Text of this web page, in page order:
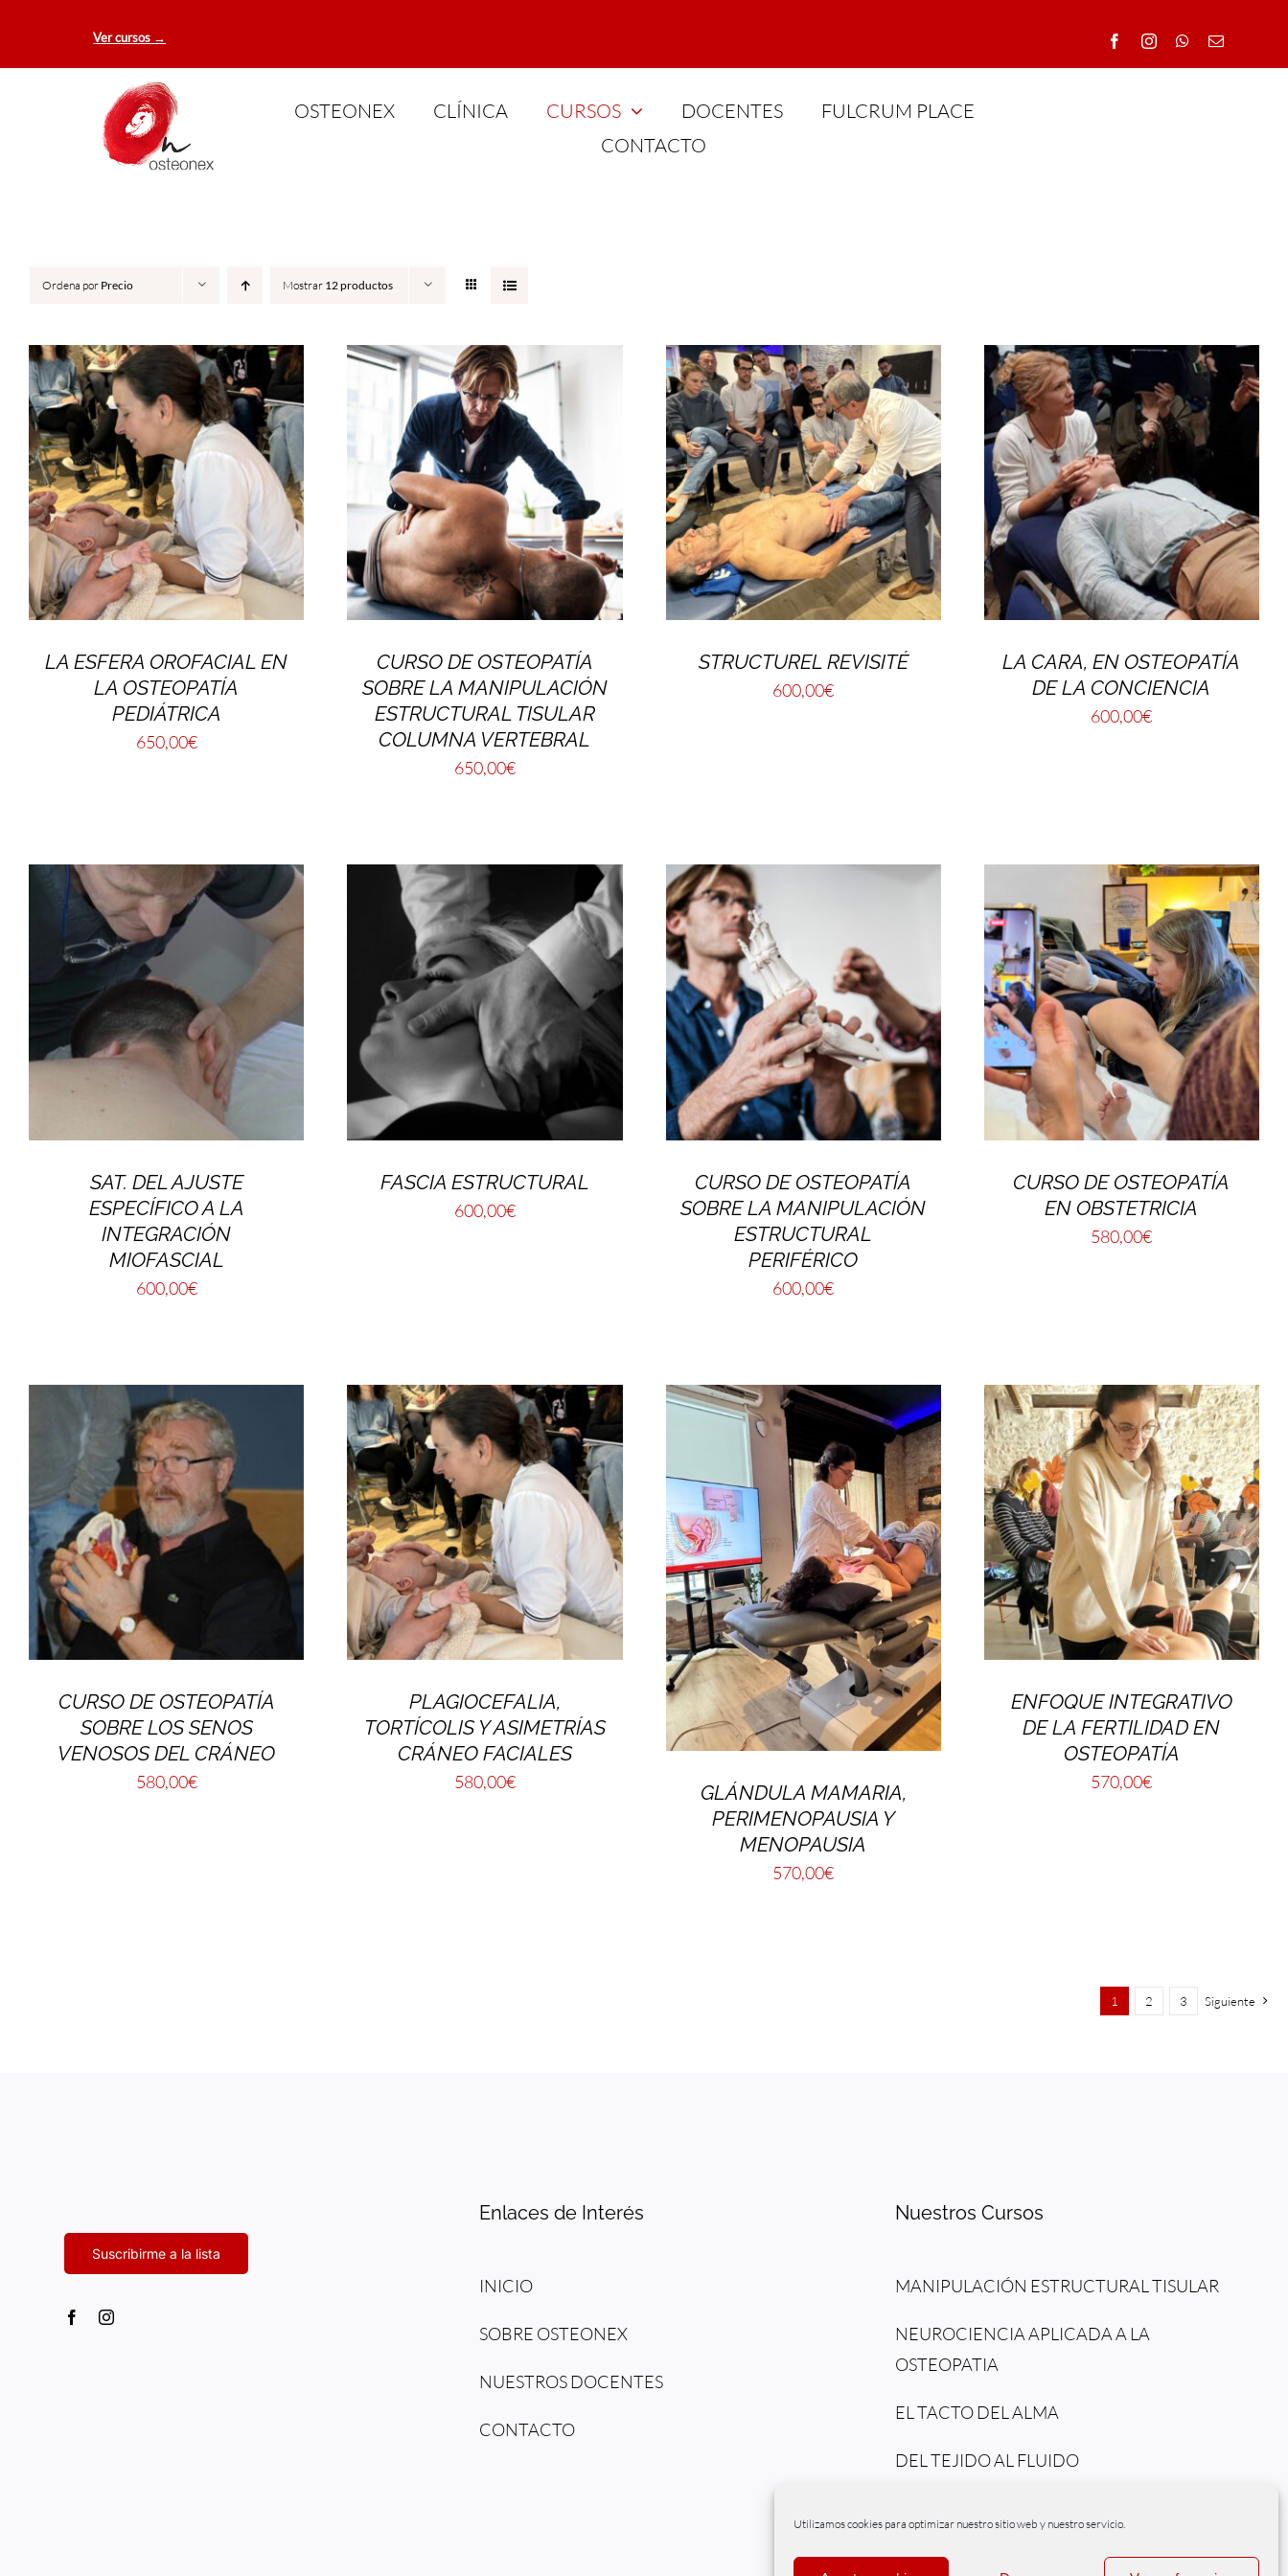
Utilizamos cookies para optimizar nuestro sitio web y nuestro servicio.
Ver cursos →
OSTEONEX CLÍNICA CURSOS DOCENTES
FULCRUM PLACE
CONTACTO
Ordena por Precio Mostrar 12 productos
LA ESFERA OROFACIAL EN
LA OSTEOPATÍA
PEDIÁTRICA
650,00€
CURSO DE OSTEOPATÍA
SOBRE LA MANIPULACIÓN
ESTRUCTURAL TISULAR
COLUMNA VERTEBRAL
650,00€
STRUCTUREL REVISITÉ
600,00€
LA CARA, EN OSTEOPATÍA
DE LA CONCIENCIA
600,00€
SAT. DEL AJUSTE
ESPECÍFICO A LA
INTEGRACIÓN
MIOFASCIAL
600,00€
FASCIA ESTRUCTURAL
600,00€
CURSO DE OSTEOPATÍA
SOBRE LA MANIPULACIÓN
ESTRUCTURAL
PERIFÉRICO
600,00€
CURSO DE OSTEOPATÍA
EN OBSTETRICIA
580,00€
CURSO DE OSTEOPATÍA
SOBRE LOS SENOS
VENOSOS DEL CRÁNEO
580,00€
PLAGIOCEFALIA,
TORTÍCOLIS Y ASIMETRÍAS
CRÁNEO FACIALES
580,00€
GLÁNDULA MAMARIA,
PERIMENOPAUSIA Y
MENOPAUSIA
570,00€
ENFOQUE INTEGRATIVO
DE LA FERTILIDAD EN
OSTEOPATÍA
570,00€
1 2 3 Siguiente
Enlaces de Interés
INICIO
SOBRE OSTEONEX
NUESTROS DOCENTES
CONTACTO
Nuestros Cursos
MANIPULACIÓN ESTRUCTURAL TISULAR
NEUROCIENCIA APLICADA A LA
OSTEOPATIA
EL TACTO DEL ALMA
DEL TEJIDO AL FLUIDO